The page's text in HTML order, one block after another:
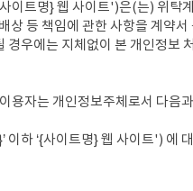
트명} 웹 사이트')은(는) 위탁계
상 등 책임에 관한 사항을 계약
우에는 지체없이 본 개인정보
용자는 개인정보주체로서 다음
하 ‘{사이트명} 웹 사이트') 에